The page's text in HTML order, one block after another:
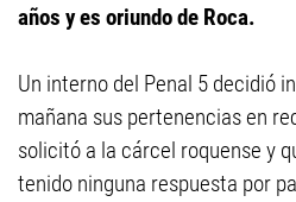
años y es oriundo de Roca.
Un interno del Penal 5 decidió
mañana sus pertenencias en
solicitó a la cárcel roquense y
tenido ninguna respuesta por